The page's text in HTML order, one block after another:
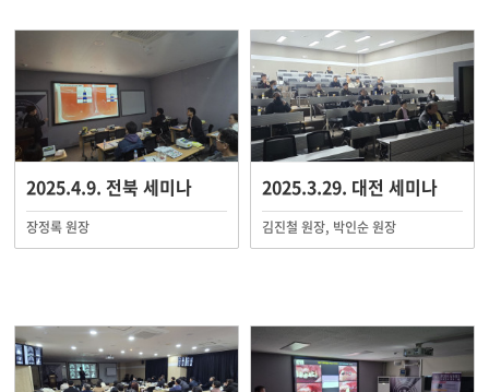
2025.4.9. 전북 세미나
장정록 원장
2025.3.29. 대전 세미나
김진철 원장, 박인순 원장